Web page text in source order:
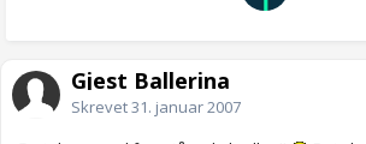
Gjest Ballerina
Skrevet31. januar 2007